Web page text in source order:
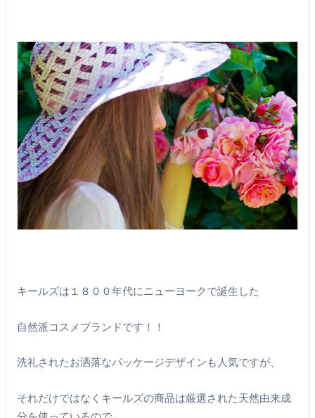
キールズは１８００年代にニューヨークで誕生した
自然派コスメブランドです！！
洗礼されたお洒落なパッケージデザインも人気ですが、
それだけではなくキールズの商品は厳選された天然由来成